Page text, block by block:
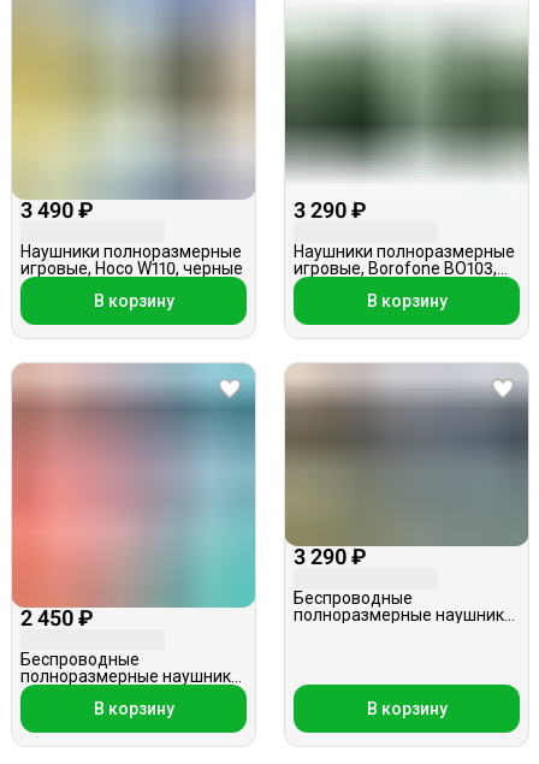
3 490 ₽
Наушники полноразмерные
игровые, Hoco W110, черные
В корзину
3 290 ₽
Наушники полноразмерные
игровые, Borofone BO103,
черные с подcветкой
В корзину
2 450 ₽
Беспроводные
полноразмерные наушники,
Hoco W50, голубые
В корзину
3 290 ₽
Беспроводные
полноразмерные наушники,
В корзину